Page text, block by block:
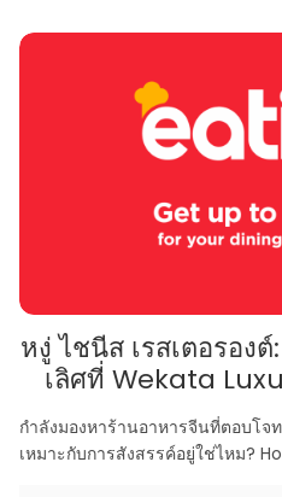
หงู่ ไชนีส เรสเตอรอง
เลิศที่ Wekata
กำลังมองหาร้านอาหารจีนที่ตอบ
เหมาะกับการสังสรรค์อยู่ใช่ไหม?